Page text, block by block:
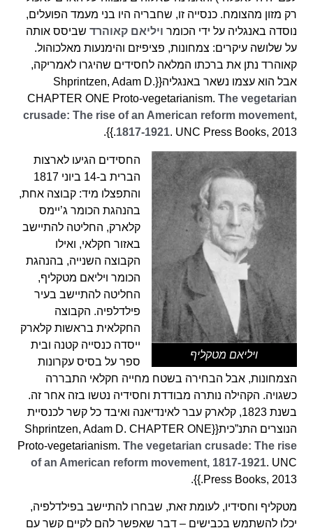
רק מזון מהצומח. כנסייה זו, שחבריה היו בני מעמד הפועלים,
נוסדה באנגליה על ידי הכומר ויליאם קאוהרד שביסס אותה
על שלושה עיקרים: צמחונות, פציפיזם והימנעות מאלכוהול.
קאוהרד נתן את ברכתו המלאה לחסידים שהיגרו לאמריקה,
אבל הוא עצמו נשאר באנגליה{{Shprintzen, Adam D.
CHAPTER ONE Proto-vegetarianism. The vegetarian
crusade: The rise of an American reform movement,
1817-1921. UNC Press Books, 2013.}}.
ויליאם מטקליף
החסידים הגיעו לארצות
הברית ב-14 ביוני 1817
והתפצלו מיד: קבוצה אחת,
בהנהגת הכומר ג’יימס
קלארק, החליטה להתיישב
באזור חקלאי, ואילו
הקבוצה השנייה, בהנהגת
הכומר ויליאם מטקליף,
החליטה להתיישב בעיר
פילדלפיה. הקבוצה
החקלאית בראשות קלארק
ייסדה כנסייה קטנה ובית
ספר על בסיס עקרונות
הצמחונות, אבל הבחירה בשטח מחייה חקלאי התבררה
כשגויה. הקהילה נותרה מבודדת וחסידיה נטשו בזה אחר זה.
בשנת 1823, קלארק עבר לאינדיאנה ואיבד כל קשר לכנסיית
הנוצרים התנ”כית{{Shprintzen, Adam D. CHAPTER ONE
Proto-vegetarianism. The vegetarian crusade: The rise
of an American reform movement, 1817-1921. UNC
Press Books, 2013.}}.
מטקליף וחסידיו, לעומת זאת, שבחרו להתיישב בפילדלפיה,
יכלו להשתמש בכבישים – דבר שאפשר להם לקיים קשר עם